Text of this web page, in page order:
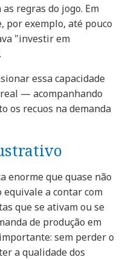
as regras do jogo. Em
por exemplo, até pouco
"investir em
essa capacidade
— acompanhando
os recuos na demanda
enorme que quase não
a contar com
que se ativam ou se
de produção em
sem perder o
a qualidade dos